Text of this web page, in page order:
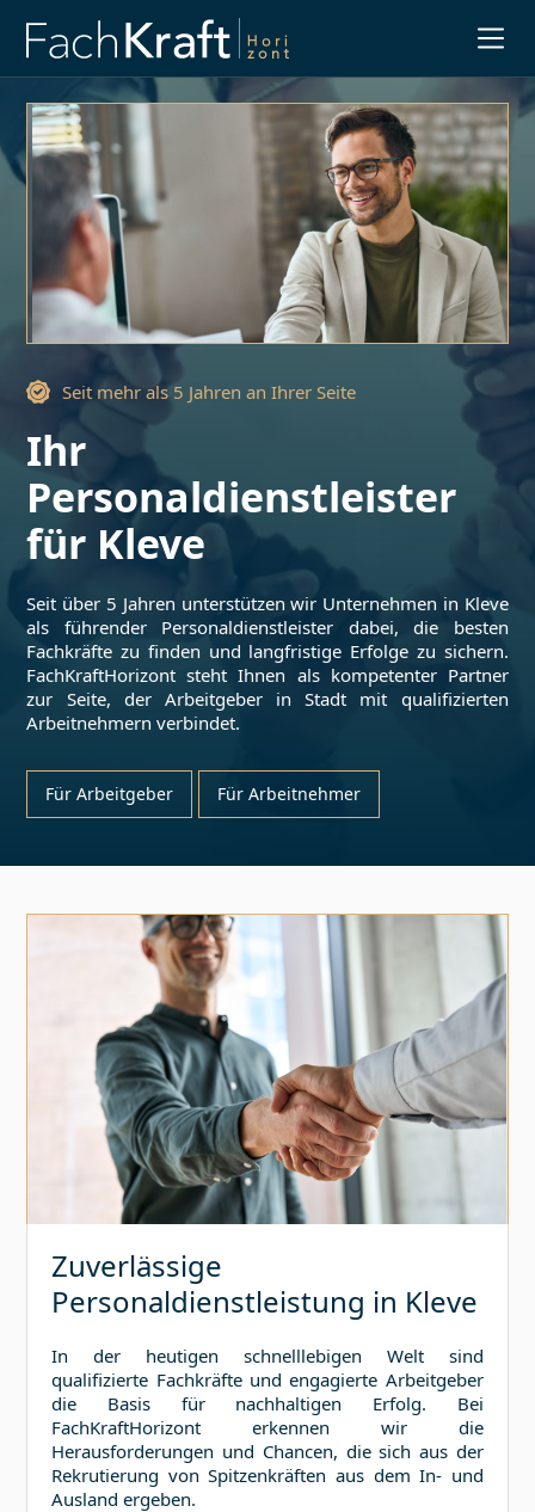
Seit mehr als 5 Jahren an Ihrer Seite
Ihr
Personaldienstleister
für Kleve
Seit über 5 Jahren unterstützen wir Unternehmen in Kleve
als führender Personaldienstleister dabei, die besten
Fachkräfte zu finden und langfristige Erfolge zu sichern.
FachKraftHorizont steht Ihnen als kompetenter Partner
zur Seite, der Arbeitgeber in Stadt mit qualifizierten
Arbeitnehmern verbindet.
Für Arbeitgeber Für Arbeitnehmer
Slide 3 of 3.
Zuverlässige
Personaldienstleistung in Kleve
In der heutigen schnelllebigen Welt sind
qualifizierte Fachkräfte und engagierte Arbeitgeber
die Basis für nachhaltigen Erfolg. Bei
FachKraftHorizont erkennen wir die
Herausforderungen und Chancen, die sich aus der
Rekrutierung von Spitzenkräften aus dem In- und
Ausland ergeben.